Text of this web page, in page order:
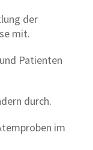
der
mit.
Patienten
durch.
im